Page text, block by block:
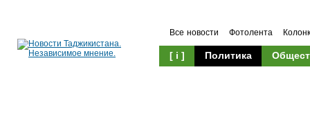
Все новости Фотолента
[ i ] Политика